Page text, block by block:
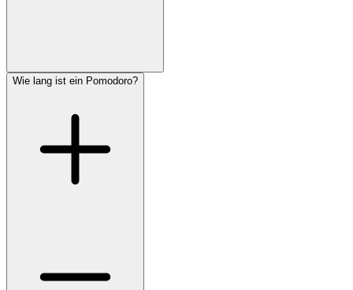
Wie lang ist ein Pomodoro?